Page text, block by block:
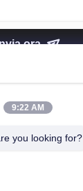
ora
9:22 AM
you looking for?